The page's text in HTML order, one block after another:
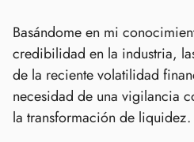
Basándome en mi
credibilidad en la industria,
de la reciente volatilidad
necesidad de una vigilancia
la transformación de liquidez.